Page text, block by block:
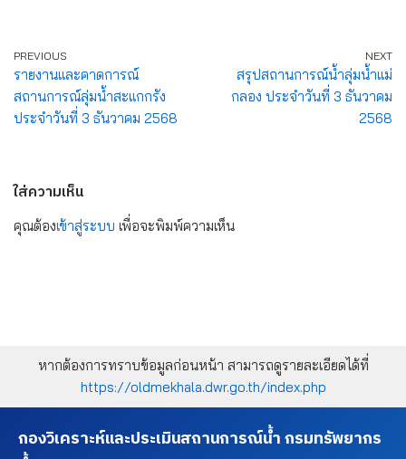
PREVIOUS
รายงานและคาดการณ์
สถานการณ์ลุ่มน้ำสะแกกรัง
ประจำวันที่ 3 ธันวาคม 2568
NEXT
สรุปสถานการณ์น้ำลุ่มน้ำแม่
กลอง ประจำวันที่ 3 ธันวาคม
2568
ใส่ความเห็น
คุณต้องเข้าสู่ระบบ เพื่อจะพิมพ์ความเห็น
หากต้องการทราบข้อมูลก่อนหน้า สามารถดูรายละเอียดได้ที่
https://oldmekhala.dwr.go.th/index.php
กองวิเคราะห์และประเมินสถานการณ์น้ำ กรมทรัพยากร